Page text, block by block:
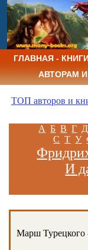
ГЛАВНАЯ - КНИГИ
АВТОРАМ
ТОП авторов и
А Б В Г Д
С Т У
И
Марш Турецкого